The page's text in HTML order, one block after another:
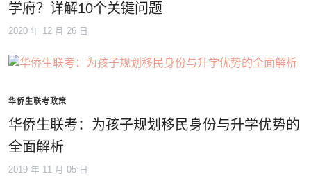
学府？详解10个关键问题
2020 年 12 月 26 日
华侨生联考政策
华侨生联考：为孩子规划移民身份与升学优势的
全面解析
2019 年 11 月 05 日